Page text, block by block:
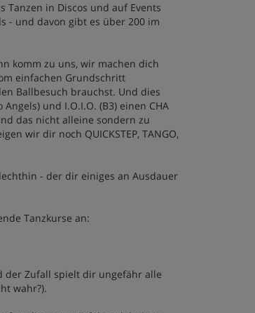
Tanzen in Discos und auf Events
- und davon gibt es über 200 im
komm zu uns, wir machen dich
einfachen Grundschritt
Ballbesuch brauchst. Und dies
und I.O.I.O. (B3) einen CHA
das nicht alleine sondern zu
wir dir noch QUICKSTEP, TANGO,
- der dir einiges an Ausdauer
Tanzkurse an:
der Zufall spielt dir ungefähr alle
wahr?).